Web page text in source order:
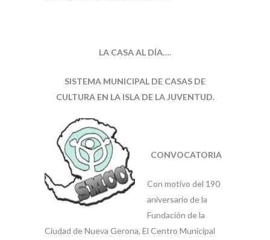
LA CASA AL DÍA….
SISTEMA MUNICIPAL DE CASAS DE
CULTURA EN LA ISLA DE LA JUVENTUD.
CONVOCATORIA
Con motivo del 190
aniversario de la
Fundación de la
Ciudad de Nueva Gerona, El Centro Municipal